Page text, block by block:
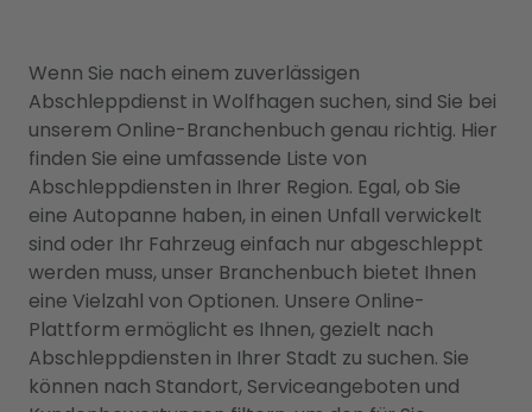
Wenn Sie nach einem zuverlässigen
Abschleppdienst in Wolfhagen suchen, sind Sie bei
unserem Online-Branchenbuch genau richtig. Hier
finden Sie eine umfassende Liste von
Abschleppdiensten in Ihrer Region. Egal, ob Sie
eine Autopanne haben, in einen Unfall verwickelt
sind oder Ihr Fahrzeug einfach nur abgeschleppt
werden muss, unser Branchenbuch bietet Ihnen
eine Vielzahl von Optionen. Unsere Online-
Plattform ermöglicht es Ihnen, gezielt nach
Abschleppdiensten in Ihrer Stadt zu suchen. Sie
können nach Standort, Serviceangeboten und